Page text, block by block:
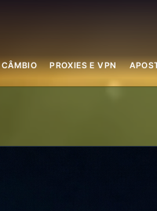
CÂMBIO PROXIES E VPN